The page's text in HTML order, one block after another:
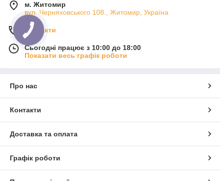
м. Житомир
вул. Черняховського 108., Житомир, Україна
Контакти
Сьогодні працює з 10:00 до 18:00
Показати весь графік роботи
Про нас
Контакти
Доставка та оплата
Графік роботи